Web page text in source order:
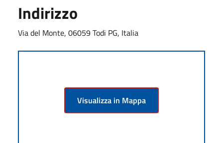
Indirizzo
Via del Monte, 06059 Todi PG, Italia
Visualizza in Mappa